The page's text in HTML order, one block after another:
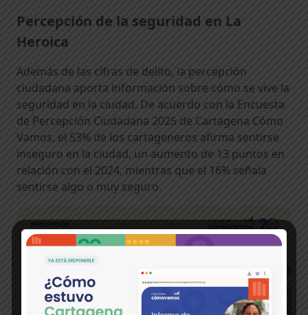
Percepción de la seguridad en La
Heroica
Además de las cifras de delito, la percepción
ciudadana aporta información sobre cómo se vive la
seguridad en la ciudad. De acuerdo con la Encuesta
de Percepción Ciudadana 2025 de Cartagena Cómo
Vamos, el 53% de los cartageneros afirma sentirse
inseguro en la ciudad, un aumento de 13 puntos en
relación con el 2024, mientras que el 16% señala
sentirse algo o muy seguro.